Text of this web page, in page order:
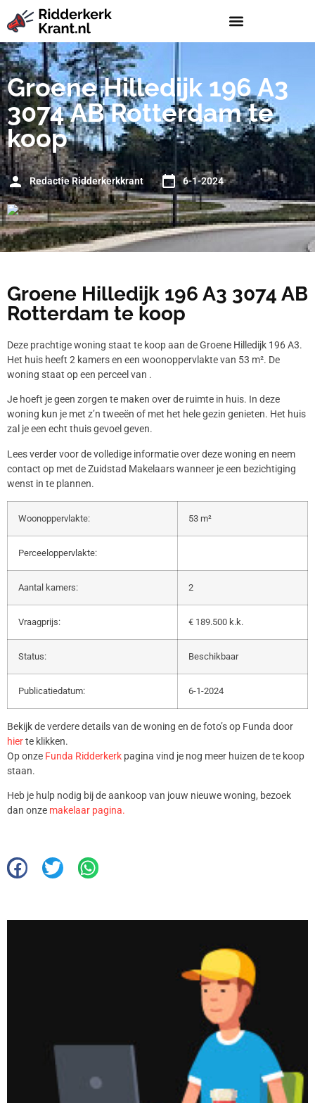
Groene Hilledijk 196 A3
3074 AB Rotterdam te
koop
Redactie Ridderkerkkrant 6-1-2024
Groene Hilledijk 196 A3 3074 AB
Rotterdam te koop
Deze prachtige woning staat te koop aan de Groene Hilledijk 196 A3.
Het huis heeft 2 kamers en een woonoppervlakte van 53 m². De
woning staat op een perceel van .
Je hoeft je geen zorgen te maken over de ruimte in huis. In deze
woning kun je met z’n tweeën of met het hele gezin genieten. Het huis
zal je een echt thuis gevoel geven.
Lees verder voor de volledige informatie over deze woning en neem
contact op met de Zuidstad Makelaars wanneer je een bezichtiging
wenst in te plannen.
Woonoppervlakte: 53 m²
Perceeloppervlakte:
Aantal kamers: 2
Vraagprijs: € 189.500 k.k.
Status: Beschikbaar
Publicatiedatum: 6-1-2024
Bekijk de verdere details van de woning en de foto’s op Funda door
hierte klikken.
Op onze Funda Ridderkerk pagina vind je nog meer huizen de te koop
staan.
Heb je hulp nodig bij de aankoop van jouw nieuwe woning, bezoek
dan onze makelaar pagina.